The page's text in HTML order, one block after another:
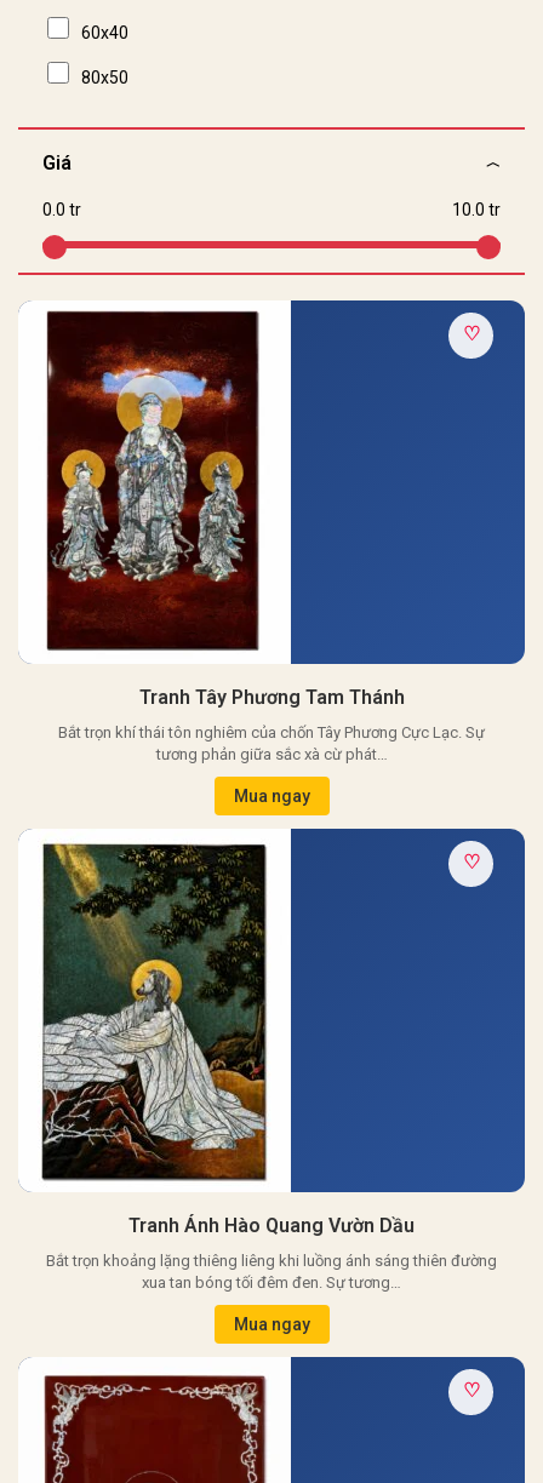
60x40
80x50
Giá
0.0 tr 10.0 tr
♡
Tranh Tây Phương Tam Thánh
Bắt trọn khí thái tôn nghiêm của chốn Tây Phương Cực Lạc. Sự
tương phản giữa sắc xà cừ phát…
Mua ngay
♡
Tranh Ánh Hào Quang Vườn Dầu
Bắt trọn khoảng lặng thiêng liêng khi luồng ánh sáng thiên đường
xua tan bóng tối đêm đen. Sự tương…
Mua ngay
♡